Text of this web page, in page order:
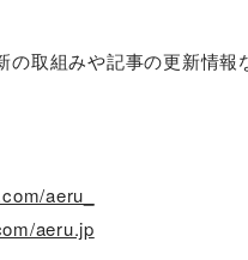
取組みや記事の更新情
aeru_
aeru.jp